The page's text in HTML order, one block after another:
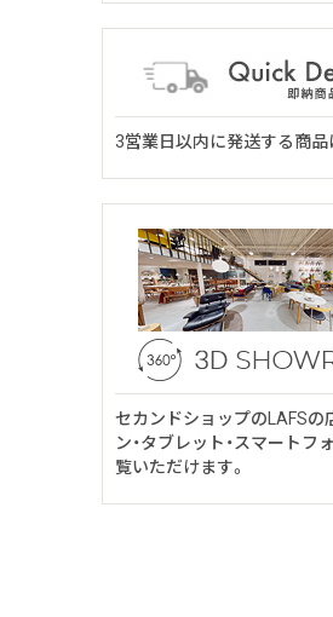
3営業日以内に発送する商品
セカンドショップのLAFSの
ン・タブレット・スマートフ
覧いただけます。